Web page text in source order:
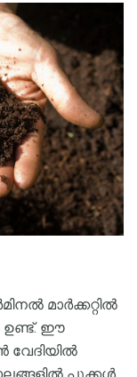
മാർക്കറ്റിൽ
ഉണ്ട്. ഈ